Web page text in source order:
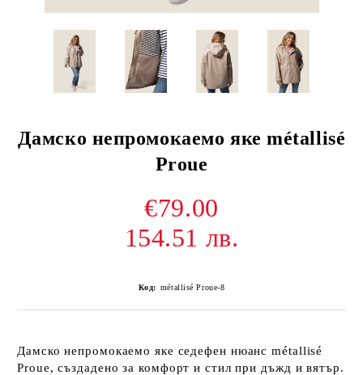
Дамско непромокаемо яке métallisé
Proue
€79.00
154.51 лв.
Код: métallisé Proue-8
Дамско непромокаемо яке седефен нюанс métallisé
Proue, създадено за комфорт и стил при дъжд и вятър.